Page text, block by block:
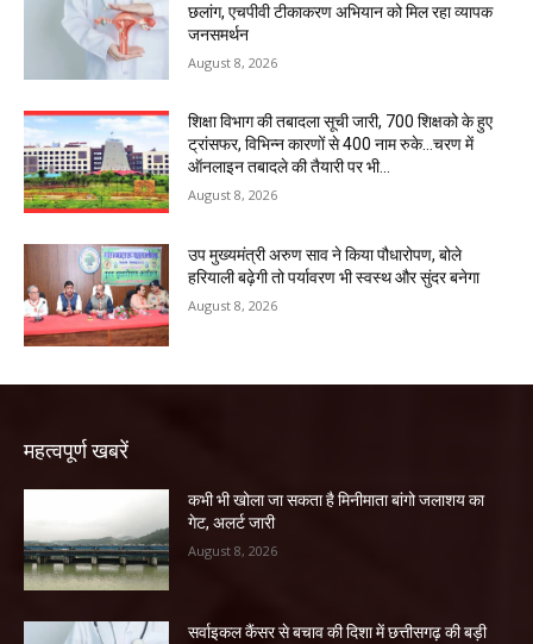
छलांग, एचपीवी टीकाकरण अभियान को मिल रहा व्यापक
जनसमर्थन
August 8, 2026
शिक्षा विभाग की तबादला सूची जारी, 700 शिक्षको के हुए
ट्रांसफर, विभिन्न कारणों से 400 नाम रुके…चरण में
ऑनलाइन तबादले की तैयारी पर भी...
August 8, 2026
उप मुख्यमंत्री अरुण साव ने किया पौधारोपण, बोले
हरियाली बढ़ेगी तो पर्यावरण भी स्वस्थ और सुंदर बनेगा
August 8, 2026
महत्वपूर्ण खबरें
कभी भी खोला जा सकता है मिनीमाता बांगो जलाशय का
गेट, अलर्ट जारी
August 8, 2026
सर्वाइकल कैंसर से बचाव की दिशा में छत्तीसगढ़ की बड़ी